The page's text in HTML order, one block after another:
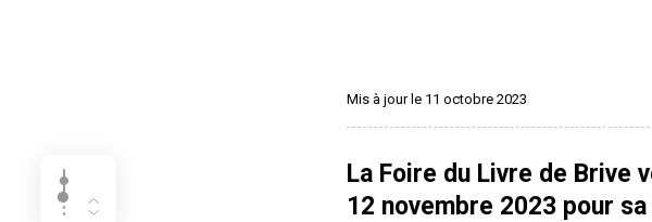
Mis à jour le 11 octobre 2023
La Foire du Livre de Brive
12 novembre 2023 pour